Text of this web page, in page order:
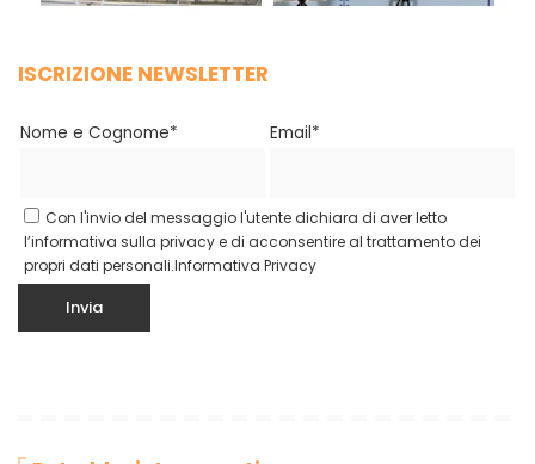
ISCRIZIONE NEWSLETTER
Nome e Cognome* Email*
Con l'invio del messaggio l'utente dichiara di aver letto
l’informativa sulla privacy e di acconsentire al trattamento dei
propri dati personali.Informativa Privacy